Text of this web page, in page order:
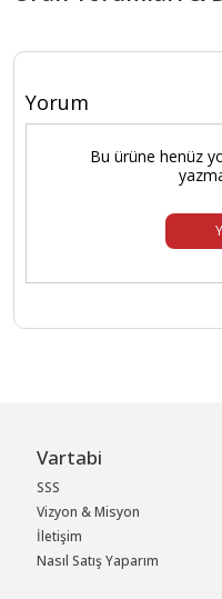
Yorum
Bu ürüne henüz
Vartabi
SSS
Vizyon & Misyon
İletişim
Nasıl Satış Yaparım